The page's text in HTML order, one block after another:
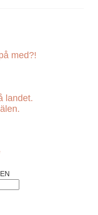
med?!
landet.